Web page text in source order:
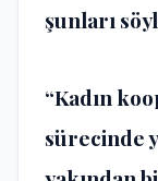
şunları
“Kadın
sürecinde